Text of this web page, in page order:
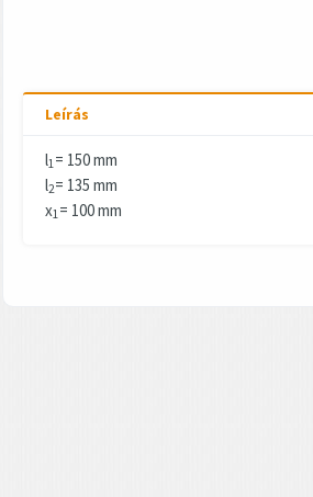
Leírás
l1= 150 mm
l2= 135 mm
x1= 100 mm